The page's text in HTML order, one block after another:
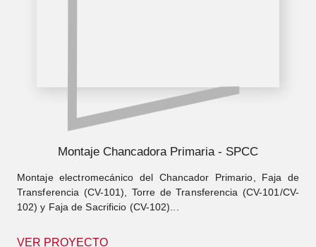
Montaje Chancadora Primaria - SPCC
Montaje electromecánico del Chancador Primario, Faja de
Transferencia (CV-101), Torre de Transferencia (CV-101/CV-
102) y Faja de Sacrificio (CV-102)...
VER PROYECTO